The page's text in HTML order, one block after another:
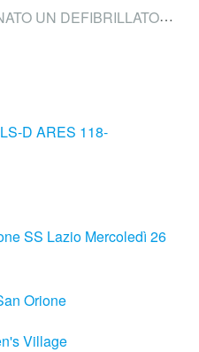
ALL'ORDINE DEI MEDICI E ODONTOIATRI DI ROMA E...
D ARES 118-
SS Lazio Mercoledì 26
Orione
Village